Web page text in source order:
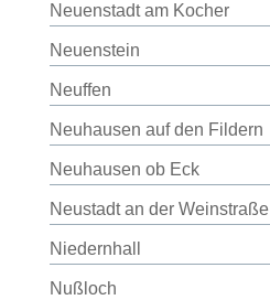
Neuenstadt am Kocher
Neuenstein
Neuffen
Neuhausen auf den Fildern
Neuhausen ob Eck
Neustadt an der Weinstraße
Niedernhall
Nußloch